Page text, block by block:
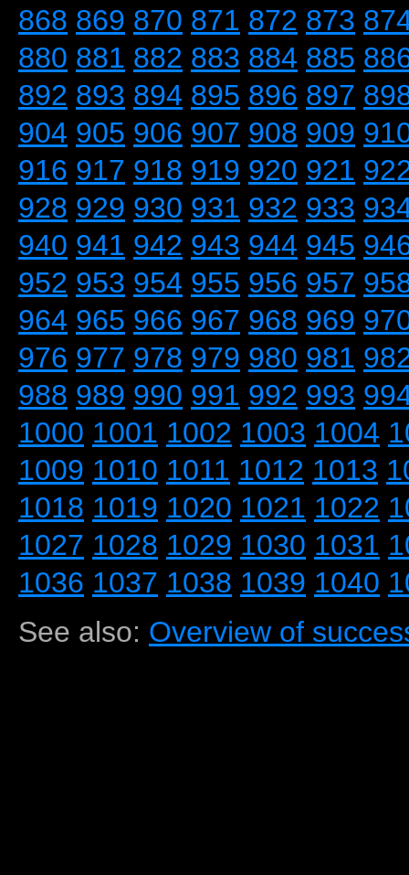
868 869 870 871 872 873
880 881 882 883 884 885
892 893 894 895 896 897
904 905 906 907 908 909
916 917 918 919 920 921
928 929 930 931 932 933
940 941 942 943 944 945
952 953 954 955 956 957
964 965 966 967 968 969
976 977 978 979 980 981
988 989 990 991 992 993
1000 1001 1002 1003 1004
1009 1010 1011 1012 1013
1018 1019 1020 1021 1022
1027 1028 1029 1030 1031
1036 1037 1038 1039 1040
See also: Overview of